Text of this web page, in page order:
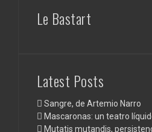
Le Bastart
Latest Posts
Sangre, de Artemio Narro
Mascaronas: un teatro
Mutatis mutandis,